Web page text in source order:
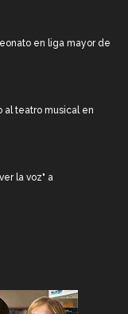
en liga mayor de
al teatro musical en
la voz" a